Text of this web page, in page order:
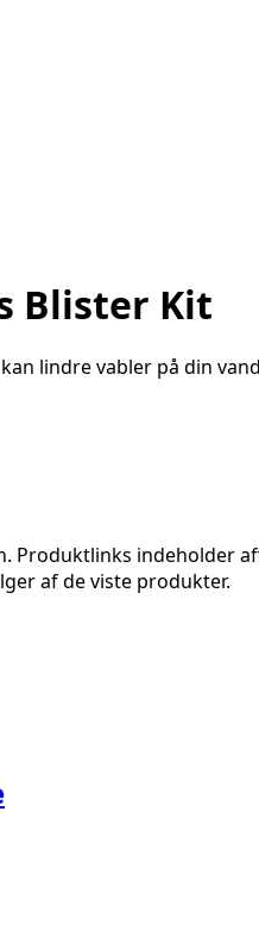
Blister Kit
lindre vabler på din
indeholder
af de viste produkter.